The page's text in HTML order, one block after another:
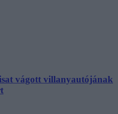
vágott villanyautójának